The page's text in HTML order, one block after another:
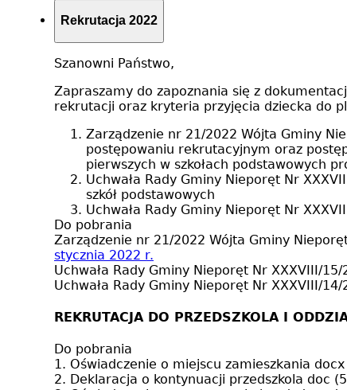
Rekrutacja 2022
Szanowni Państwo,
Zapraszamy do zapoznania się z
rekrutacji oraz kryteria przyjęcia dziecka do
Zarządzenie nr 21/2022 Wójta Gminy
postępowaniu rekrutacyjnym oraz
pierwszych w szkołach podstawowych
Uchwała Rady Gminy Nieporęt Nr
szkół podstawowych
Uchwała Rady Gminy Nieporęt Nr
Do pobrania
Zarządzenie nr 21/2022 Wójta Gminy
stycznia 2022 r.
Uchwała Rady Gminy Nieporęt Nr XXXVIII/15/
Uchwała Rady Gminy Nieporęt Nr XXXVIII/14/
REKRUTACJA DO PRZEDSZKOLA I
Do pobrania
1. Oświadczenie o miejscu zamieszkania
2. Deklaracja o kontynuacji przedszkola doc